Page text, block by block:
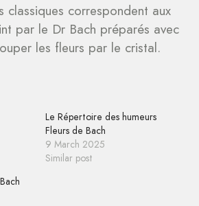
classiques correspondent aux
par le Dr Bach préparés avec
les fleurs par le cristal.
Le Répertoire des humeurs
Fleurs de Bach
9 March 2025
Similar post